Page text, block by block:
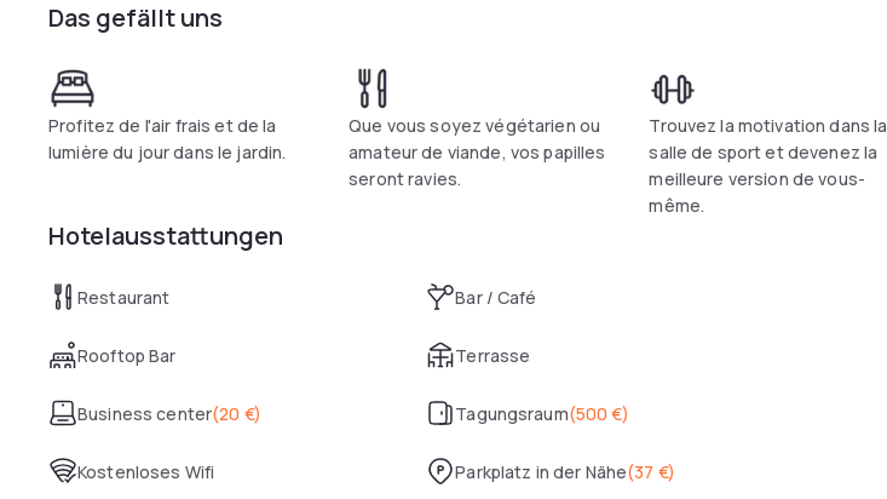
Das gefällt uns
Profitez de l'air frais et de la
lumière du jour dans le jardin.
Que vous soyez végétarien ou
amateur de viande, vos papilles
seront ravies.
Trouvez la motivation dans la
salle de sport et devenez la
meilleure version de vous-
même.
Hotelausstattungen
Restaurant Bar / Café
Rooftop Bar Terrasse
Business center(20 €) Tagungsraum(500 €)
Kostenloses Wifi Parkplatz in der Nähe(37 €)